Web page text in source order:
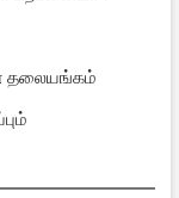
தலையங்கம்